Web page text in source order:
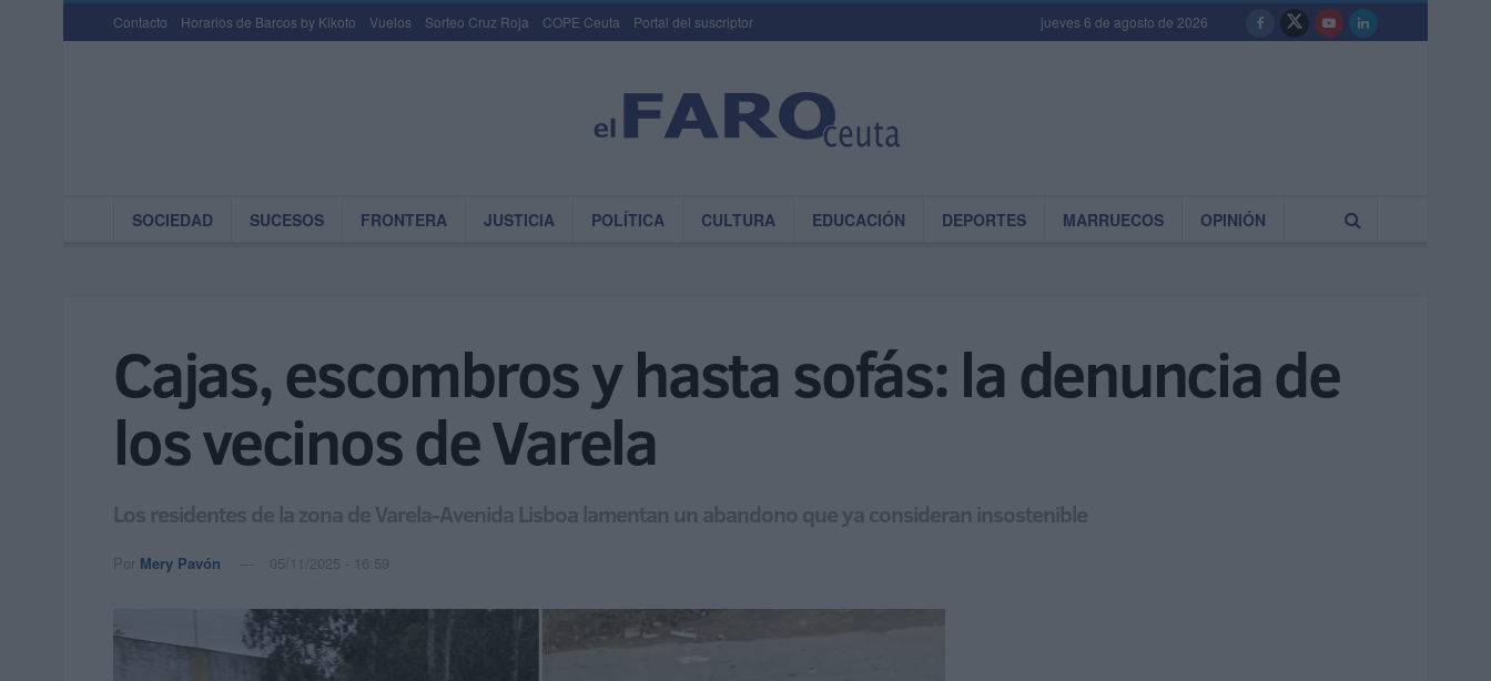
Contacto Horarios de Barcos by Kikoto Vuelos Sorteo Cruz Roja COPE Ceuta Portal del suscriptor jueves 6 de agosto de 2026
SOCIEDAD SUCESOS FRONTERA JUSTICIA POLÍTICA CULTURA EDUCACIÓN DEPORTES MARRUECOS OPINIÓN
Cajas, escombros y hasta sofás: la denuncia de
los vecinos de Varela
Los residentes de la zona de Varela-Avenida Lisboa lamentan un abandono que ya consideran insostenible
Por Mery Pavón 05/11/2025 - 16:59